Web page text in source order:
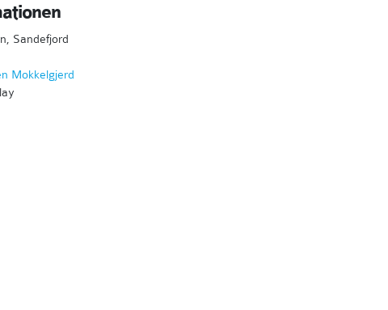
Sandefjord
Mokkelgjerd